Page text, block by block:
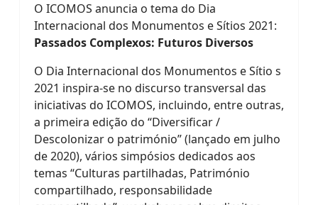
O ICOMOS anuncia o tema do Dia
Internacional dos Monumentos e Sítios 2021:
Passados Complexos: Futuros Diversos
O Dia Internacional dos Monumentos e Sítio s
2021 inspira-se no discurso transversal das
iniciativas do ICOMOS, incluindo, entre outras,
a primeira edição do “Diversificar /
Descolonizar o património” (lançado em julho
de 2020), vários simpósios dedicados aos
temas “Culturas partilhadas, Património
compartilhado, responsabilidade